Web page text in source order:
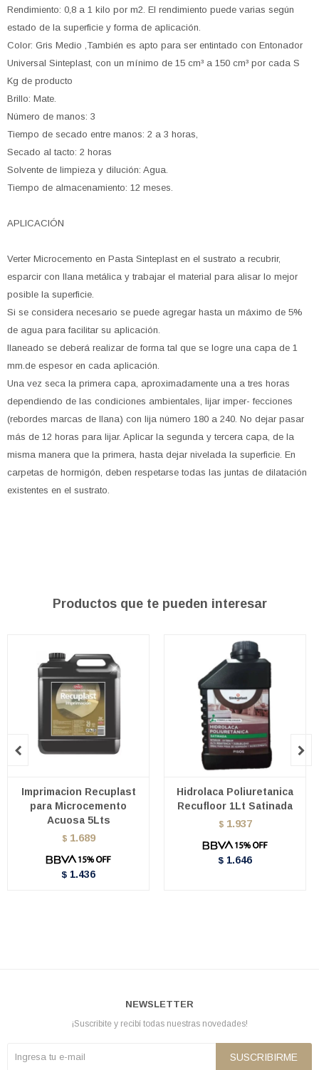
Rendimiento: 0,8 a 1 kilo por m2. El rendimiento puede varias según
estado de la superficie y forma de aplicación.
Color: Gris Medio ,También es apto para ser entintado con Entonador
Universal Sinteplast, con un mínimo de 15 cm³ a 150 cm³ por cada S
Kg de producto
Brillo: Mate.
Número de manos: 3
Tiempo de secado entre manos: 2 a 3 horas,
Secado al tacto: 2 horas
Solvente de limpieza y dilución: Agua.
Tiempo de almacenamiento: 12 meses.
APLICACIÓN
Verter Microcemento en Pasta Sinteplast en el sustrato a recubrir,
esparcir con llana metálica y trabajar el material para alisar lo mejor
posible la superficie.
Si se considera necesario se puede agregar hasta un máximo de 5%
de agua para facilitar su aplicación.
llaneado se deberá realizar de forma tal que se logre una capa de 1
mm.de espesor en cada aplicación.
Una vez seca la primera capa, aproximadamente una a tres horas
dependiendo de las condiciones ambientales, lijar imper- fecciones
(rebordes marcas de llana) con lija número 180 a 240. No dejar pasar
más de 12 horas para lijar. Aplicar la segunda y tercera capa, de la
misma manera que la primera, hasta dejar nivelada la superficie. En
carpetas de hormigón, deben respetarse todas las juntas de dilatación
existentes en el sustrato.
Productos que te pueden interesar
Imprimacion Recuplast
para Microcemento
Acuosa 5Lts
$ 1.689
$ 1.436
Hidrolaca Poliuretanica
Recufloor 1Lt Satinada
$ 1.937
$ 1.646
 
NEWSLETTER
¡Suscribite y recibí todas nuestras novedades!
SUSCRIBIRME